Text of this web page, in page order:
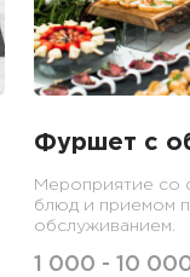
Фуршет с
Мероприятие со
блюд и приемом
обслуживанием.
1 000 - 10